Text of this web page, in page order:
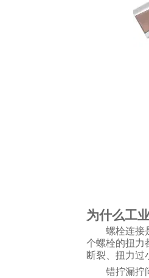
为什么工
螺栓连接
个螺栓的扭力
断裂、扭力过
错拧漏拧